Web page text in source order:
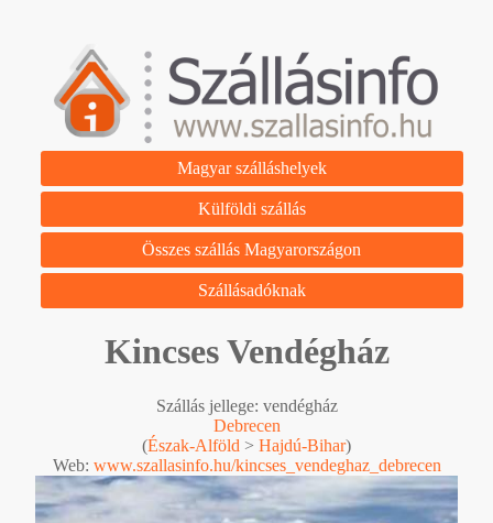
Magyar szálláshelyek
Külföldi szállás
Összes szállás Magyarországon
Szállásadóknak
Kincses Vendégház
Szállás jellege: vendégház
Debrecen
(Észak-Alföld > Hajdú-Bihar)
Web: www.szallasinfo.hu/kincses_vendeghaz_debrecen